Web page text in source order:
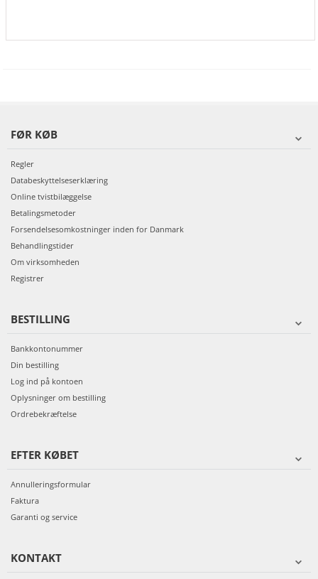
FØR KØB
Regler
Databeskyttelseserklæring
Online tvistbilæggelse
Betalingsmetoder
Forsendelsesomkostninger inden for Danmark
Behandlingstider
Om virksomheden
Registrer
BESTILLING
Bankkontonummer
Din bestilling
Log ind på kontoen
Oplysninger om bestilling
Ordrebekræftelse
EFTER KØBET
Annulleringsformular
Faktura
Garanti og service
KONTAKT